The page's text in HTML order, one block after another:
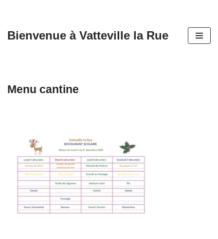
Bienvenue à Vatteville la Rue
Menu cantine